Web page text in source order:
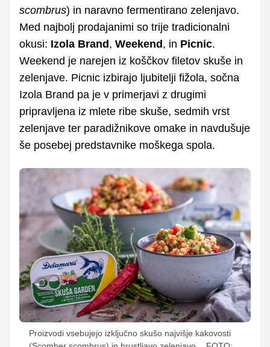
scombrus) in naravno fermentirano zelenjavo.
Med najbolj prodajanimi so trije tradicionalni
okusi: Izola Brand, Weekend, in Picnic.
Weekend je narejen iz koščkov filetov skuše in
zelenjave. Picnic izbirajo ljubitelji fižola, sočna
Izola Brand pa je v primerjavi z drugimi
pripravljena iz mlete ribe skuše, sedmih vrst
zelenjave ter paradižnikove omake in navdušuje
še posebej predstavnike moškega spola.
Proizvodi vsebujejo izključno skušo najvišje kakovosti